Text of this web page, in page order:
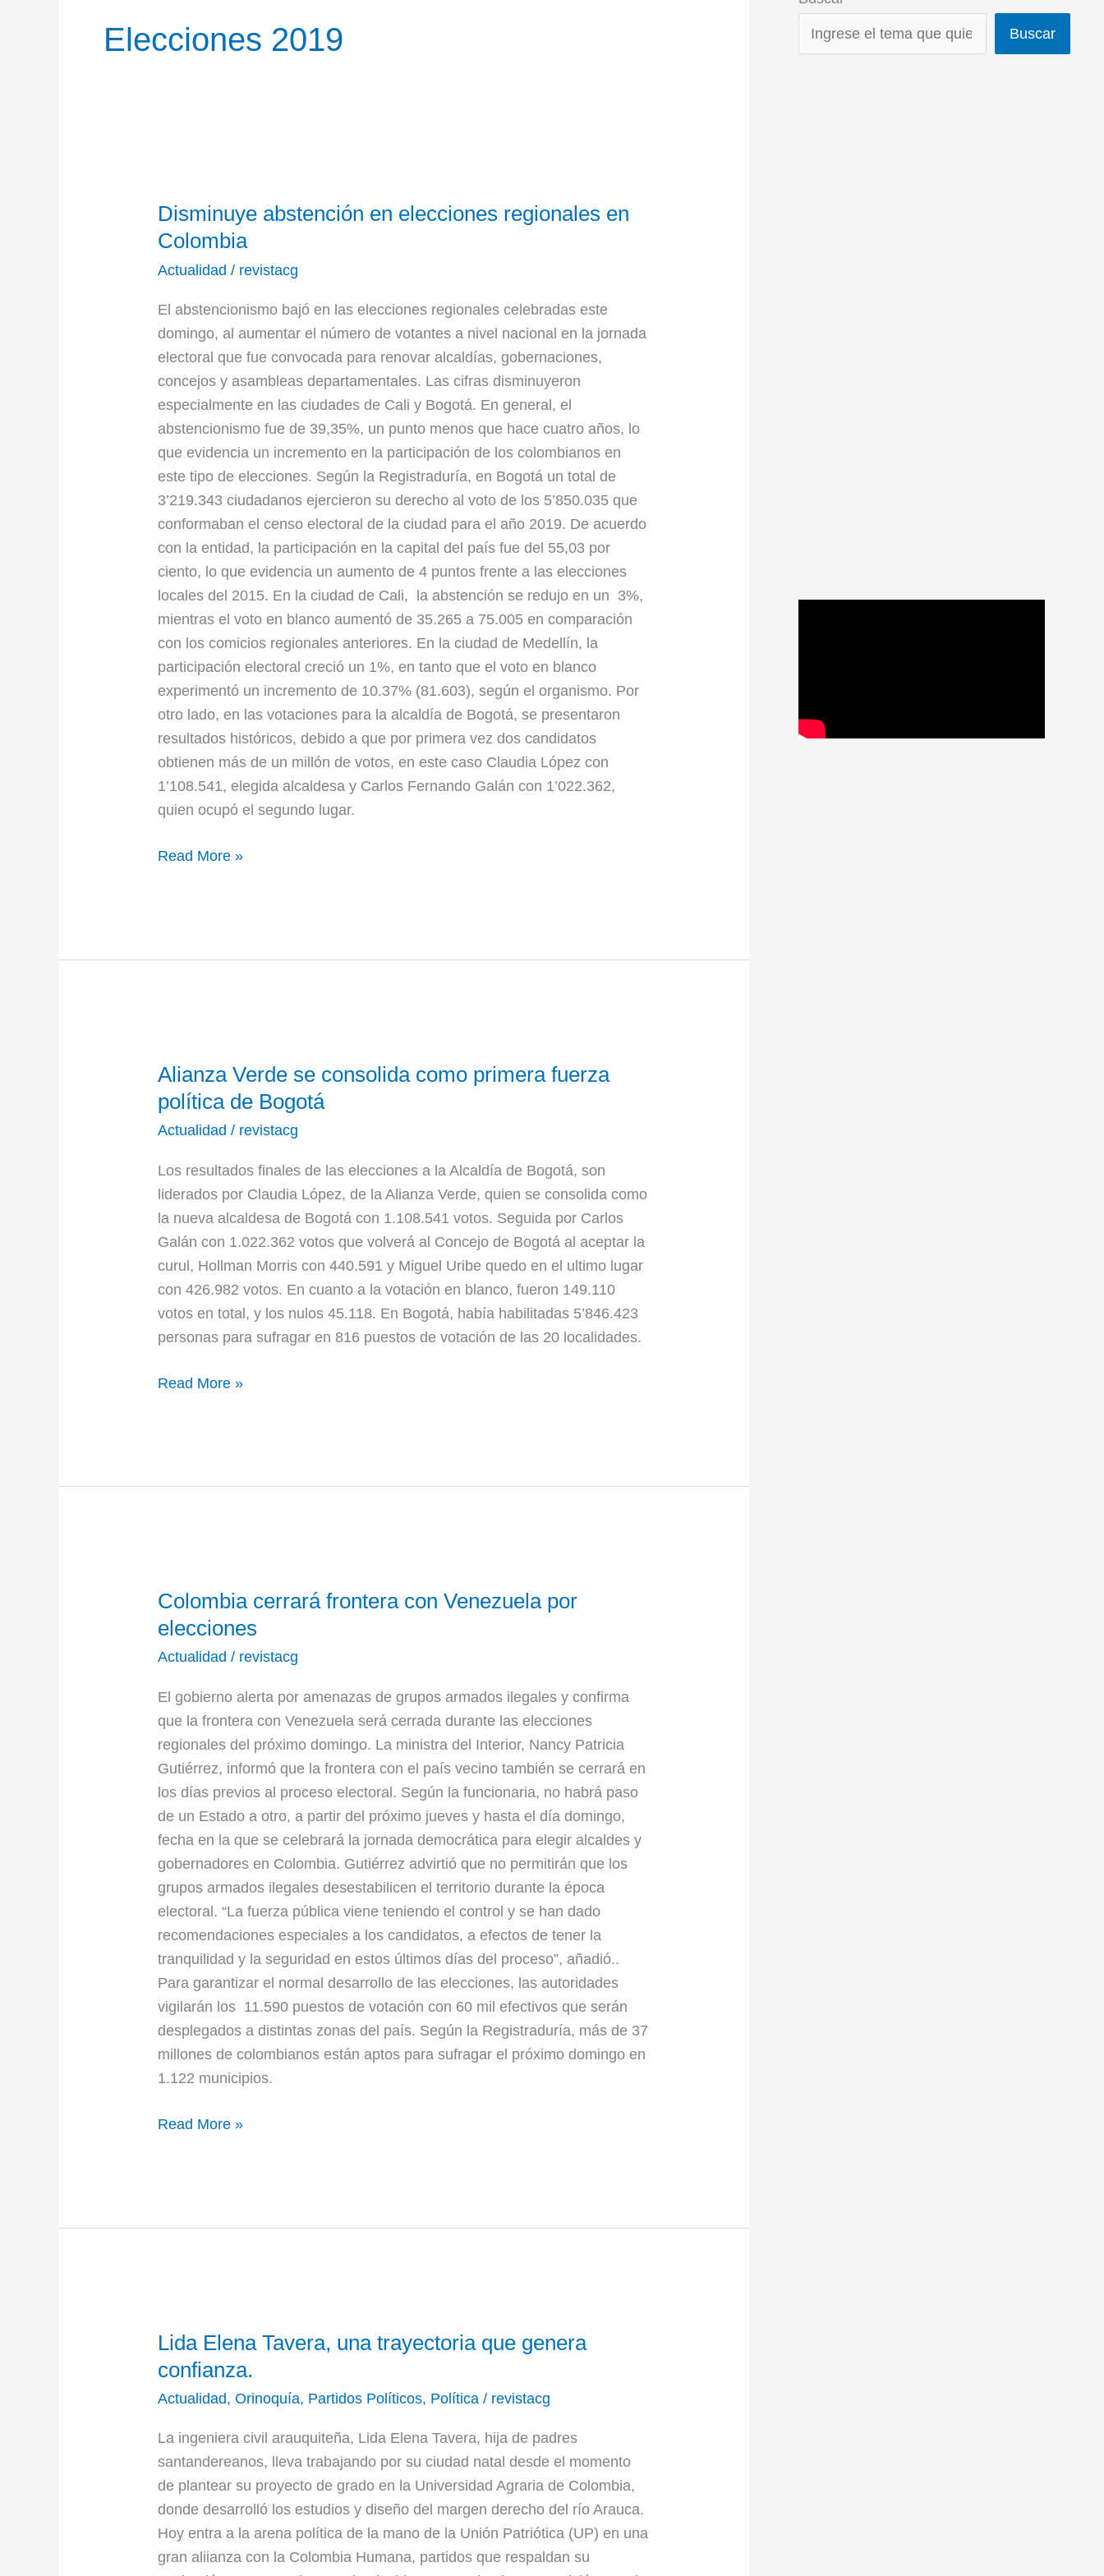
Elecciones 2019
Disminuye abstención en elecciones regionales en
Colombia
Actualidad / revistacg
El abstencionismo bajó en las elecciones regionales celebradas este
domingo, al aumentar el número de votantes a nivel nacional en la jornada
electoral que fue convocada para renovar alcaldías, gobernaciones,
concejos y asambleas departamentales. Las cifras disminuyeron
especialmente en las ciudades de Cali y Bogotá. En general, el
abstencionismo fue de 39,35%, un punto menos que hace cuatro años, lo
que evidencia un incremento en la participación de los colombianos en
este tipo de elecciones. Según la Registraduría, en Bogotá un total de
3’219.343 ciudadanos ejercieron su derecho al voto de los 5’850.035 que
conformaban el censo electoral de la ciudad para el año 2019. De acuerdo
con la entidad, la participación en la capital del país fue del 55,03 por
ciento, lo que evidencia un aumento de 4 puntos frente a las elecciones
locales del 2015. En la ciudad de Cali, la abstención se redujo en un 3%,
mientras el voto en blanco aumentó de 35.265 a 75.005 en comparación
con los comicios regionales anteriores. En la ciudad de Medellín, la
participación electoral creció un 1%, en tanto que el voto en blanco
experimentó un incremento de 10.37% (81.603), según el organismo. Por
otro lado, en las votaciones para la alcaldía de Bogotá, se presentaron
resultados históricos, debido a que por primera vez dos candidatos
obtienen más de un millón de votos, en este caso Claudia López con
1’108.541, elegida alcaldesa y Carlos Fernando Galán con 1’022.362,
quien ocupó el segundo lugar.
abstención
en
elecciones
en
Colombia
Read More »
Alianza Verde se consolida como primera fuerza
política de Bogotá
Actualidad / revistacg
Los resultados finales de las elecciones a la Alcaldía de Bogotá, son
liderados por Claudia López, de la Alianza Verde, quien se consolida como
la nueva alcaldesa de Bogotá con 1.108.541 votos. Seguida por Carlos
Galán con 1.022.362 votos que volverá al Concejo de Bogotá al aceptar la
curul, Hollman Morris con 440.591 y Miguel Uribe quedo en el ultimo lugar
con 426.982 votos. En cuanto a la votación en blanco, fueron 149.110
votos en total, y los nulos 45.118. En Bogotá, había habilitadas 5’846.423
personas para sufragar en 816 puestos de votación de las 20 localidades.
Verde
se
consolida
primera
fuerza
política
de
Bogotá
Read More »
Colombia cerrará frontera con Venezuela por
elecciones
Actualidad / revistacg
El gobierno alerta por amenazas de grupos armados ilegales y confirma
que la frontera con Venezuela será cerrada durante las elecciones
regionales del próximo domingo. La ministra del Interior, Nancy Patricia
Gutiérrez, informó que la frontera con el país vecino también se cerrará en
los días previos al proceso electoral. Según la funcionaria, no habrá paso
de un Estado a otro, a partir del próximo jueves y hasta el día domingo,
fecha en la que se celebrará la jornada democrática para elegir alcaldes y
gobernadores en Colombia. Gutiérrez advirtió que no permitirán que los
grupos armados ilegales desestabilicen el territorio durante la época
electoral. “La fuerza pública viene teniendo el control y se han dado
recomendaciones especiales a los candidatos, a efectos de tener la
tranquilidad y la seguridad en estos últimos días del proceso”, añadió..
Para garantizar el normal desarrollo de las elecciones, las autoridades
vigilarán los 11.590 puestos de votación con 60 mil efectivos que serán
desplegados a distintas zonas del país. Según la Registraduría, más de 37
millones de colombianos están aptos para sufragar el próximo domingo en
1.122 municipios.
cerrará
frontera
con
por
elecciones
Read More »
Lida Elena Tavera, una trayectoria que genera
confianza.
Actualidad,Orinoquía, Partidos Políticos, Política / revistacg
La ingeniera civil arauquiteña, Lida Elena Tavera, hija de padres
santandereanos, lleva trabajando por su ciudad natal desde el momento
de plantear su proyecto de grado en la Universidad Agraria de Colombia,
donde desarrolló los estudios y diseño del margen derecho del río Arauca.
Hoy entra a la arena política de la mano de la Unión Patriótica (UP) en una
gran aliianza con la Colombia Humana, partidos que respaldan su
Elena
Tavera,
que
genera
confianza.
Buscar